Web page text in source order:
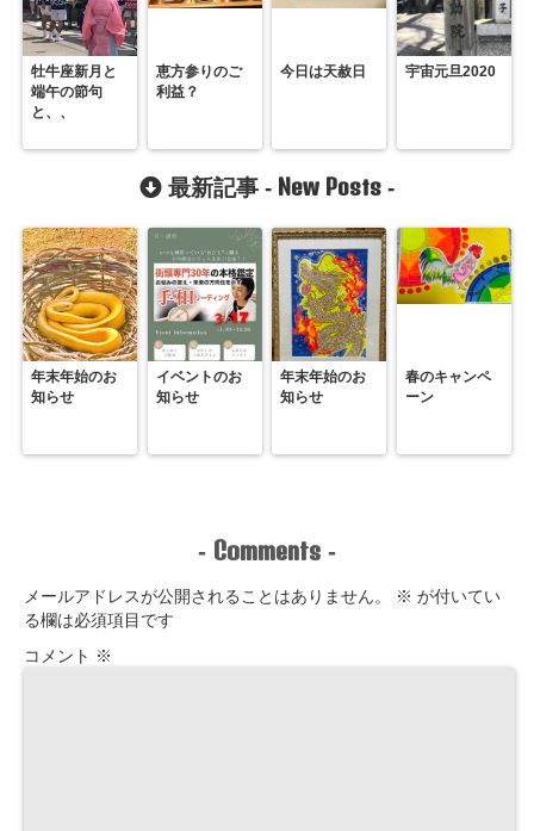
牡牛座新月と
端午の節句
と、、
恵方参りのご
利益？
今日は天赦日 宇宙元旦2020
最新記事 - New Posts -
年末年始のお
知らせ
イベントのお
知らせ
年末年始のお
知らせ
春のキャンペ
ーン
- Comments -
メールアドレスが公開されることはありません。 ※ が付いてい
る欄は必須項目です
コメント ※